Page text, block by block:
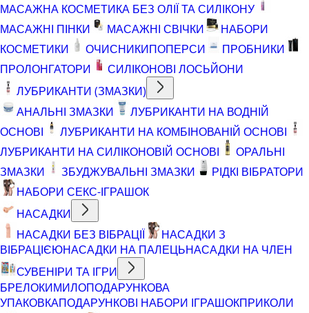
МАСАЖНА КОСМЕТИКА БЕЗ ОЛІЇ ТА СИЛІКОНУ
МАСАЖНІ ПІНКИ
МАСАЖНІ СВІЧКИ
НАБОРИ
КОСМЕТИКИ
ОЧИСНИКИПОПЕРСИ
ПРОБНИКИ
ПРОЛОНГАТОРИ
СИЛІКОНОВІ ЛОСЬЙОНИ
ЛУБРИКАНТИ (ЗМАЗКИ)
АНАЛЬНІ ЗМАЗКИ
ЛУБРИКАНТИ НА ВОДНІЙ
ОСНОВІ
ЛУБРИКАНТИ НА КОМБІНОВАНІЙ ОСНОВІ
ЛУБРИКАНТИ НА СИЛІКОНОВІЙ ОСНОВІ
ОРАЛЬНІ
ЗМАЗКИ
ЗБУДЖУВАЛЬНІ ЗМАЗКИ
РІДКІ ВІБРАТОРИ
НАБОРИ СЕКС-ІГРАШОК
НАСАДКИ
НАСАДКИ БЕЗ ВІБРАЦІЇ
НАСАДКИ З
ВІБРАЦІЄЮНАСАДКИ НА ПАЛЕЦЬНАСАДКИ НА ЧЛЕН
СУВЕНІРИ ТА ІГРИ
БРЕЛОКИМИЛОПОДАРУНКОВА
УПАКОВКАПОДАРУНКОВІ НАБОРИ ІГРАШОКПРИКОЛИ